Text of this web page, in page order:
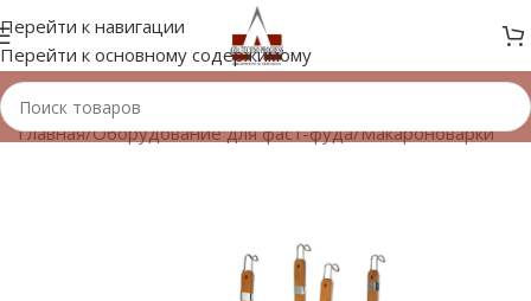
Перейти к навигации
Перейти к основному содержимому
Главная/Оборудование для фаст-фуда/Макароноварки